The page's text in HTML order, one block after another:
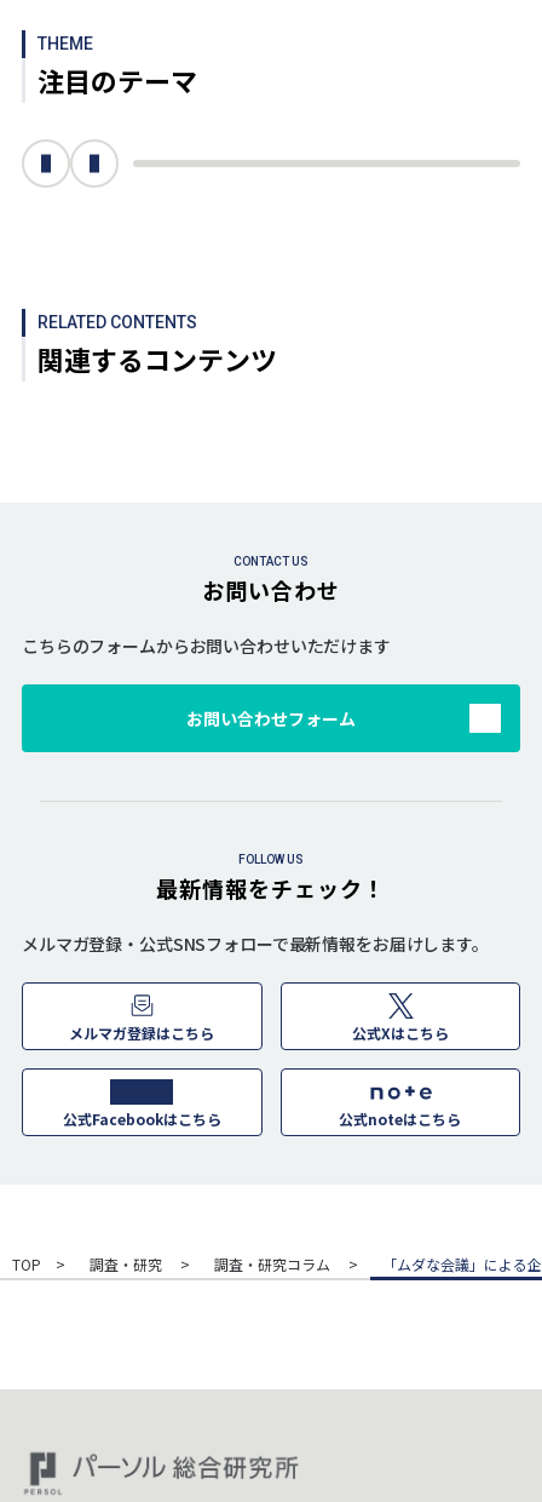
THEME
注目のテーマ
RELATED CONTENTS
関連するコンテンツ
CONTACT US
お問い合わせ
こちらのフォームからお問い合わせいただけます
お問い合わせフォーム
FOLLOW US
最新情報をチェック！
メルマガ登録・公式SNSフォローで最新情報をお届けします。
メルマガ登録はこちら 公式Xはこちら
公式Facebookはこちら 公式noteはこちら
TOP 調査・研究 調査・研究コラム 「ムダな会議」による